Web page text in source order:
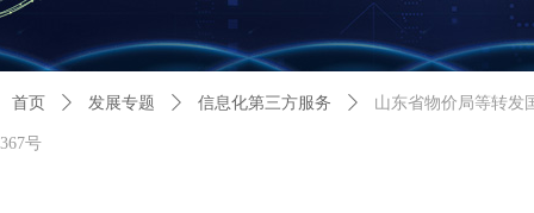
首页 ꄲ 发展专题 ꄲ 信息化第三方服务 ꄲ 山东省物价局等转发
367号